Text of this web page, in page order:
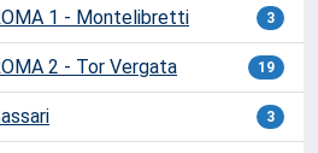
1 - Montelibretti 3
2 - Tor Vergata 19
3